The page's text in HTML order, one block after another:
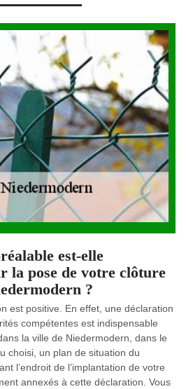
est-elle
la pose de votre clôture
?
est positive. En effet, une déclaration
compétentes est indispensable
la ville de Niedermodern, dans le
choisi, un plan de situation du
l’endroit de l’implantation de votre
annexés à cette déclaration. Vous